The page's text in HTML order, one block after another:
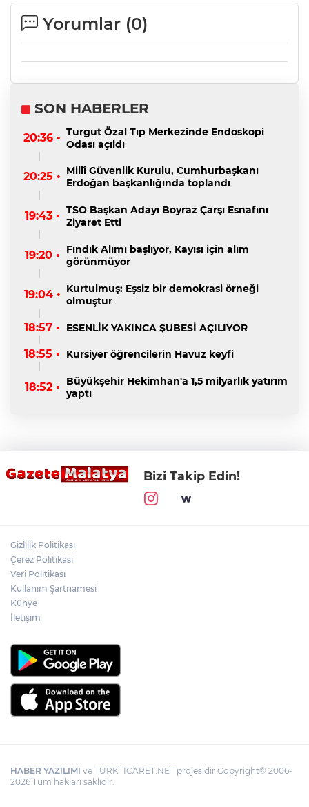
Yorumlar (0)
SON HABERLER
20:36 • Turgut Özal Tıp Merkezinde Endoskopi
Odası açıldı
20:25 • Millî Güvenlik Kurulu, Cumhurbaşkanı
Erdoğan başkanlığında toplandı
19:43 • TSO Başkan Adayı Boyraz Çarşı Esnafını
Ziyaret Etti
19:20 •
Fındık Alımı başlıyor, Kayısı için alım
görünmüyor
19:04 • Kurtulmuş: Eşsiz bir demokrasi örneği
olmuştur
18:57 • ESENLİK YAKINCA ŞUBESİ AÇILIYOR
18:55 • Kursiyer öğrencilerin Havuz keyfi
18:52 •
Büyükşehir Hekimhan'a 1,5 milyarlık yatırım
yaptı
Bizi Takip Edin!
Gizlilik Politikası
Çerez Politikası
Veri Politikası
Kullanım Şartnamesi
Künye
İletişim
HABER YAZILIMI ve TURKTICARET.NET projesidir Copyright© 2006-
2026 Tüm hakları saklıdır.